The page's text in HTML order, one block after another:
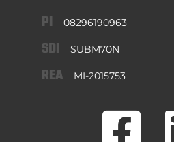
PI 08296190963
SDI SUBM70N
REA MI-2015753